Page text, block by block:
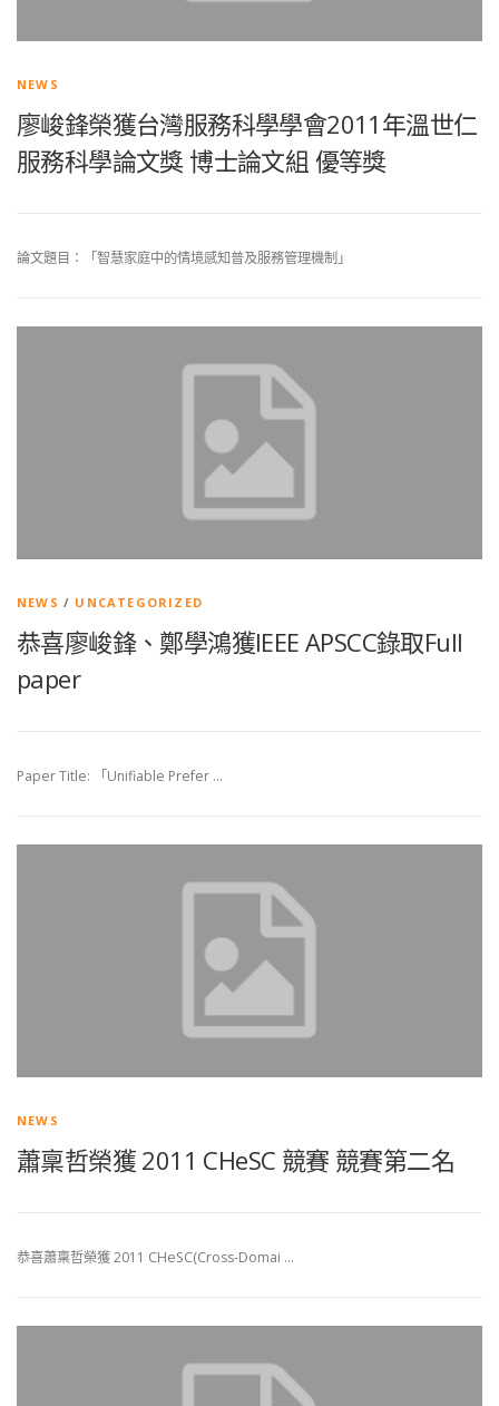
NEWS
廖峻鋒榮獲台灣服務科學學會2011年溫世仁
服務科學論文獎 博士論文組 優等獎
論文題目：「智慧家庭中的情境感知普及服務管理機制」
NEWS / UNCATEGORIZED
恭喜廖峻鋒、鄭學鴻獲IEEE APSCC錄取Full
paper
Paper Title: 「Unifiable Prefer …
NEWS
蕭稟哲榮獲 2011 CHeSC 競賽 競賽第二名
恭喜蕭稟哲榮獲 2011 CHeSC(Cross-Domai …